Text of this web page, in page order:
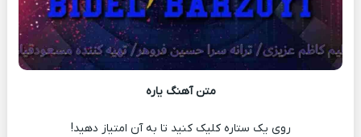
متن آهنگ یاره
روی یک ستاره کلیک کنید تا به آن امتیاز دهید!